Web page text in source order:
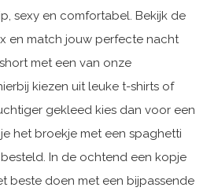
sexy en comfortabel. Bekijk de
en match jouw perfecte nacht
met een van onze
kiezen uit leuke t-shirts of
gekleed kies dan voor een
het broekje met een spaghetti
In de ochtend een kopje
beste doen met een bijpassende